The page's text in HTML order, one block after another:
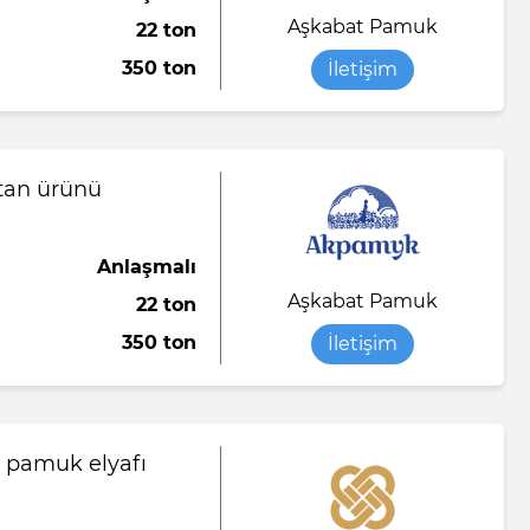
end)
Saten kumaş
Viskon kumaş
Yumuşak şeker
Sıvı sabun
Tükenmez kalem
22 ton
350 ton
Aşkabat Pamuk
İletişim
ürünü
Anlaşmalı
22 ton
350 ton
Aşkabat Pamuk
İletişim
elyafı